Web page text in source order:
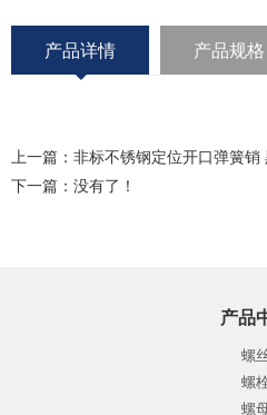
产品详情 产品规格
上一篇： 非标不锈钢定位开口弹簧
下一篇：没有了！
产品
螺
螺
螺